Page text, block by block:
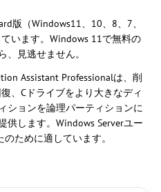
版（Windows11、10、8、7、
います。Windows 11で無料の
見逃せません。
Assistant Professionalは、削
、Cドライブをより大きなディ
ションを論理パーティションに
供します。Windows Serverユー
ために適しています。